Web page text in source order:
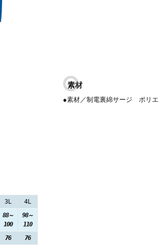
素材
●素材／制電裏綿サージ ポリエ
3L 4L
88～
100
98～
110
76 76